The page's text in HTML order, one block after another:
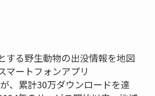
する野生動物の出没情報を地図
マートフォンアプリ
、累計30万ダウンロードを達